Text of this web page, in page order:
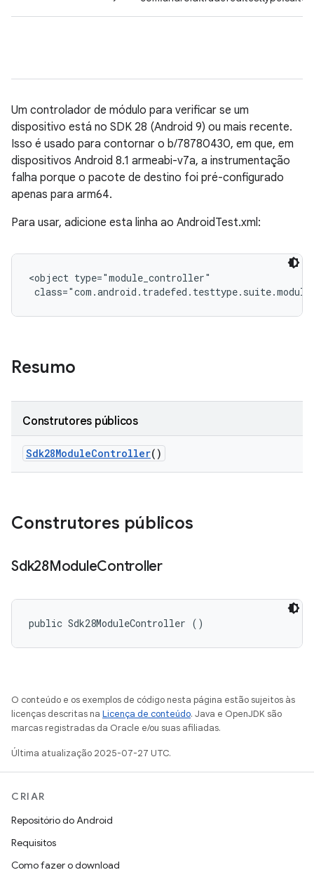
Um controlador de módulo para verificar se um
dispositivo está no SDK 28 (Android 9) ou mais recente.
Isso é usado para contornar o b/78780430, em que, em
dispositivos Android 8.1 armeabi-v7a, a instrumentação
falha porque o pacote de destino foi pré-configurado
apenas para arm64.
Para usar, adicione esta linha ao AndroidTest.xml:
<object type="module_controller"
Resumo
Construtores públicos
Sdk28ModuleController()
Construtores públicos
Sdk28ModuleController
public Sdk28ModuleController ()
O conteúdo e os exemplos de código nesta página estão sujeitos às
licenças descritas na Licença de conteúdo. Java e OpenJDK são
marcas registradas da Oracle e/ou suas afiliadas.
Última atualização 2025-07-27 UTC.
CRIAR
Repositório do Android
Requisitos
Como fazer o download